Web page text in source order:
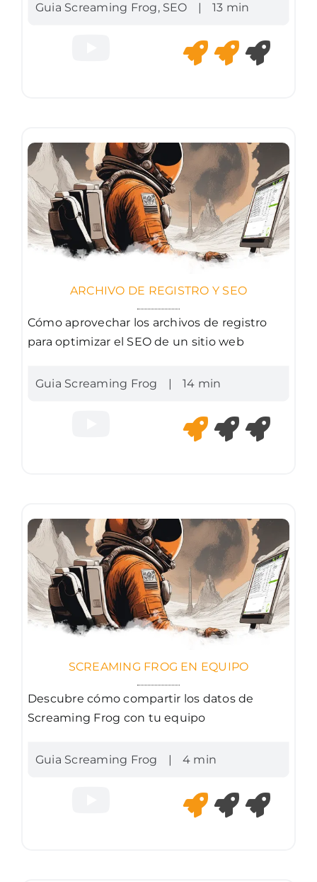
Guia Screaming Frog, SEO 13 min
ARCHIVO DE REGISTRO Y SEO
Cómo aprovechar los archivos de registro
para optimizar el SEO de un sitio web
Guia Screaming Frog 14 min
SCREAMING FROG EN EQUIPO
Descubre cómo compartir los datos de
Screaming Frog con tu equipo
Guia Screaming Frog 4 min